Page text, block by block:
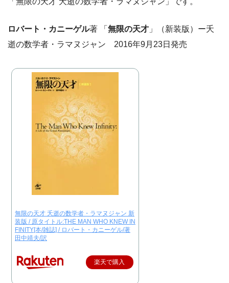
ロバート・カニーゲル著 「 無限の天才 」（新装版）ー夭
逝の数学者・ラマヌジャン 2016年9月23日発売
無限の天才 夭逝の数学者・ラマヌジャン 新
装版 / 原タイトル:THE MAN WHO KNEW IN
FINITY[本/雑誌] / ロバート・カニーゲル/著
田中靖夫/訳
楽天で購入